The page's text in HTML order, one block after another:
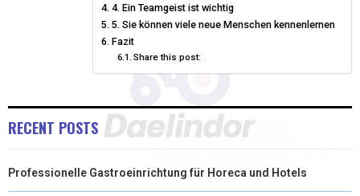
K S N
4. Ein Teamgeist ist wichtig
5. Sie können viele neue Menschen kennenlernen
Fazit
Share this post:
RECENT POSTS
Professionelle Gastroeinrichtung für Horeca und Hotels